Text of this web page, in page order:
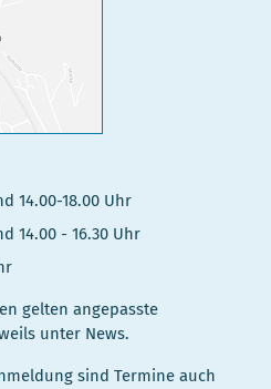
14.00-18.00 Uhr
14.00 - 16.30 Uhr
gelten angepasste
unter News.
sind Termine auch